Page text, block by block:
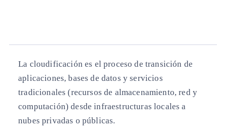
La cloudificación es el proceso de transición de
aplicaciones, bases de datos y servicios
tradicionales (recursos de almacenamiento, red y
computación) desde infraestructuras locales a
nubes privadas o públicas.